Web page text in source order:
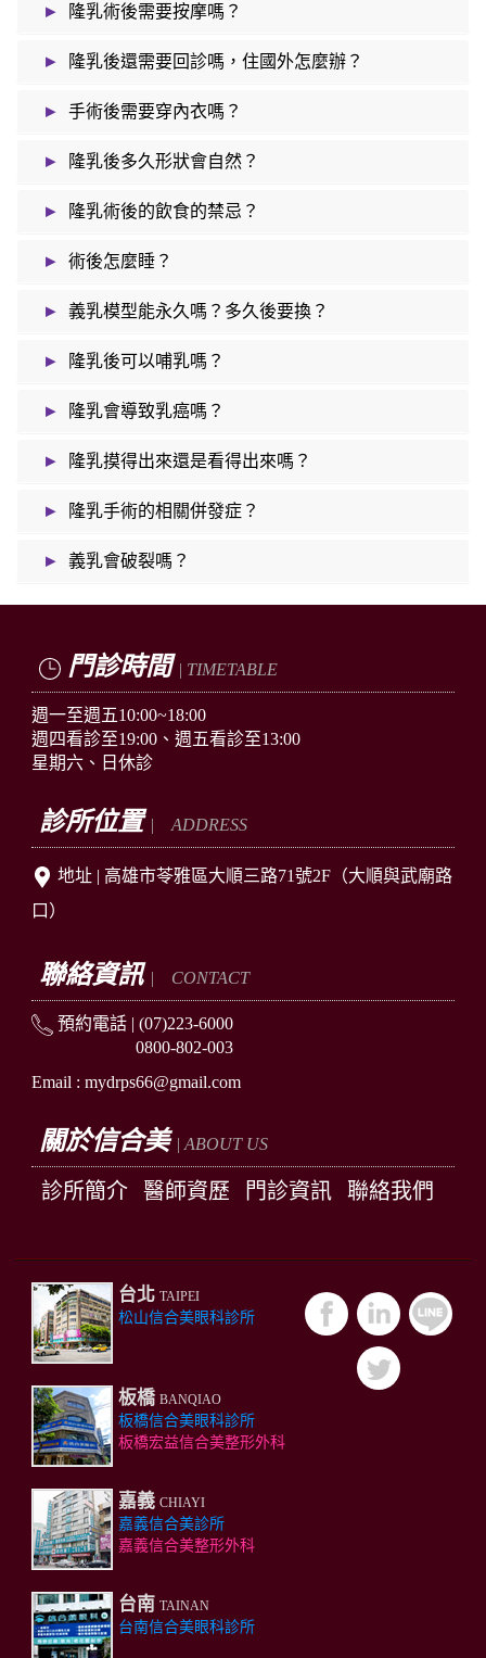
▸ 隆乳術後需要按摩嗎？
▸ 隆乳後還需要回診嗎，住國外怎麼辦？
▸ 手術後需要穿內衣嗎？
▸ 隆乳後多久形狀會自然？
▸ 隆乳術後的飲食的禁忌？
▸ 術後怎麼睡？
▸ 義乳模型能永久嗎？多久後要換？
▸ 隆乳後可以哺乳嗎？
▸ 隆乳會導致乳癌嗎？
▸ 隆乳摸得出來還是看得出來嗎？
▸ 隆乳手術的相關併發症？
▸ 義乳會破裂嗎？
門診時間 | TIMETABLE
週一至週五10:00~18:00
週四看診至19:00、週五看診至13:00
星期六、日休診
診所位置 | ADDRESS
地址 | 高雄市苓雅區大順三路71號2F （大順與武廟路
口）
聯絡資訊 | CONTACT
預約電話 | (07)223-6000
0800-802-003
Email : mydrps66@gmail.com
關於信合美 | ABOUT US
診所簡介 醫師資歷 門診資訊 聯絡我們
台北 TAIPEI
松山信合美眼科診所
板橋 BANQIAO
板橋信合美眼科診所
板橋宏益信合美整形外科
嘉義 CHIAYI
嘉義信合美診所
嘉義信合美整形外科
台南 TAINAN
台南信合美眼科診所